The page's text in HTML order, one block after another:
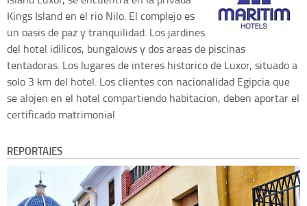
Kings Island en el rio Nilo. El complejo es
un oasis de paz y tranquilidad. Los jardines
del hotel idilicos, bungalows y dos areas de piscinas
tentadoras. Los lugares de interes historico de Luxor, situado a
solo 3 km del hotel. Los clientes con nacionalidad Egipcia que
se alojen en el hotel compartiendo habitacion, deben aportar el
certificado matrimonial
REPORTAJES